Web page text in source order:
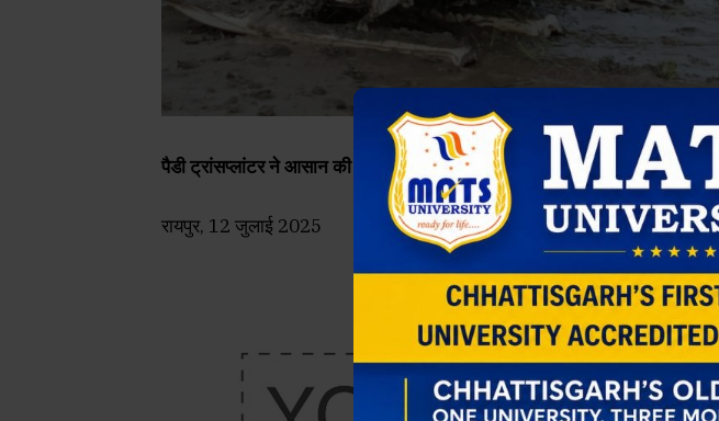
पैडी ट्रांसप्लांटर ने आसान की रोपाई, प्रति एकड़ 7 हजार की जगह 400 रूपए में हुआ काम
रायपुर, 12 जुलाई 2025